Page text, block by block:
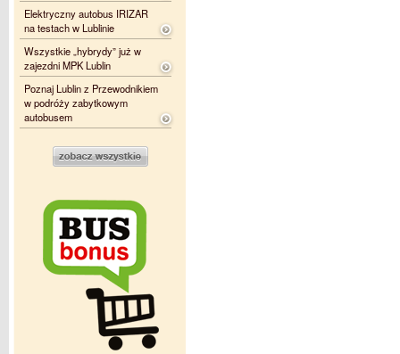
Elektryczny autobus IRIZAR
na testach w Lublinie
Wszystkie „hybrydy” już w
zajezdni MPK Lublin
Poznaj Lublin z Przewodnikiem
w podróży zabytkowym
autobusem